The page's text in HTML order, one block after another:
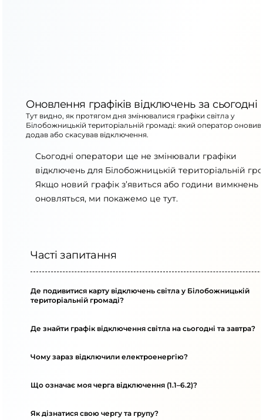
Оновлення графіків відключень за сьогодні
Тут видно, як протягом дня змінювалися графіки світла у
Білобожницькій територіальній громаді: який оператор
додав або скасував відключення.
Сьогодні оператори ще не змінювали графіки
відключень для Білобожницькій територіальній
Якщо новий графік з’явиться або години вимкнень
оновляться, ми покажемо це тут.
Часті запитання
Де подивитися карту відключень світла у Білобожницькій
територіальній громаді?
Де знайти графік відключення світла на сьогодні та завтра?
Чому зараз відключили електроенергію?
Що означає моя черга відключення (1.1–6.2)?
Як дізнатися свою чергу та групу?